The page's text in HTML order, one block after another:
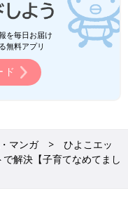
を毎日お届け
無料アプリ
ド
マンガ
ひよこエッ
解決【子育てなめてまし